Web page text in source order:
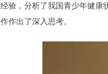
经验，分析了我国青少年健康
作作出了深入思考。